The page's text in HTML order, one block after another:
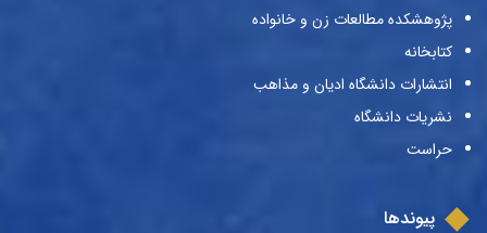
پژوهشکده مطالعات زن و خانواده
کتابخانه
انتشارات دانشگاه ادیان و مذاهب
نشریات دانشگاه
حراست
پیوندها